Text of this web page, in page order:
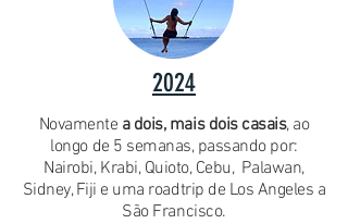
2024
Novamente a dois, mais dois casais, ao
longo de 5 semanas, passando por:
Nairobi, Krabi, Quioto, Cebu, Palawan,
Sidney, Fiji e uma roadtrip de Los Angeles a
São Francisco.